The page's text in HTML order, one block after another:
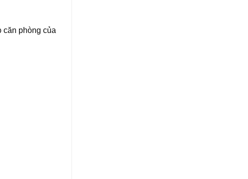
căn phòng của